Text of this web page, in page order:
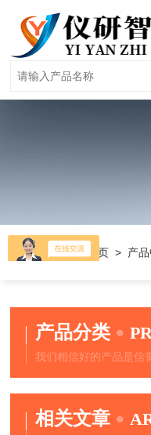
当前位置： 首页 > 产
产品分类
我们相信好的产品是信
相关文章